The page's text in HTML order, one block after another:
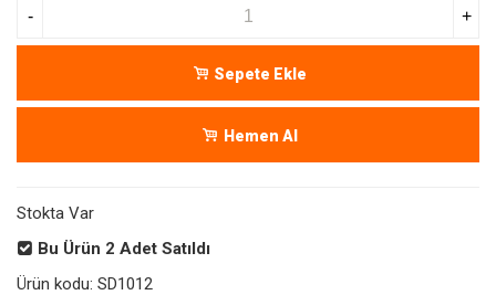
- +
Sepete Ekle
Hemen Al
Stokta Var
Bu Ürün 2 Adet Satıldı
Ürün kodu: SD1012